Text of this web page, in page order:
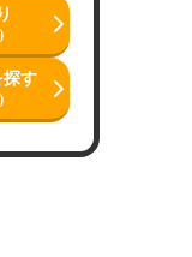
探す